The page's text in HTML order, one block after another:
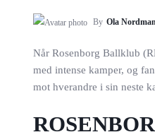
By Ola
Når Rosenborg Ballklub
med intense kamper, og
mot hverandre i sin neste